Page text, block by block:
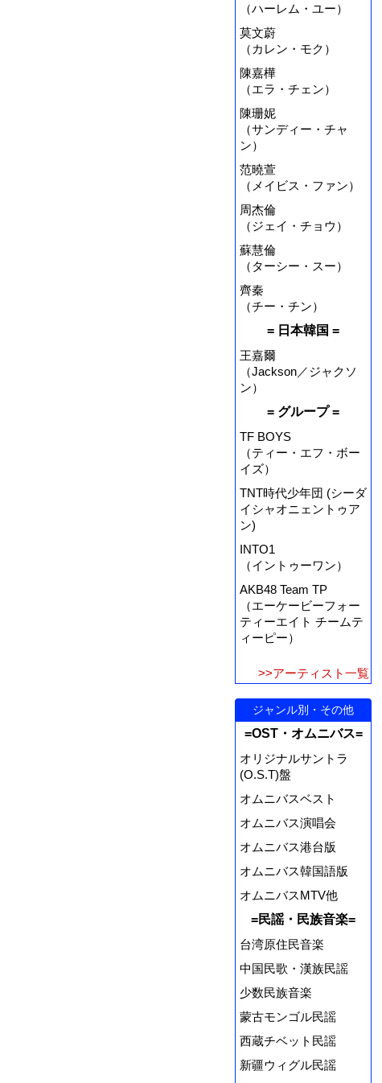
（ハーレム・ユー）
莫文蔚
（カレン・モク）
陳嘉樺
（エラ・チェン）
陳珊妮
（サンディー・チャ
ン）
范曉萱
（メイビス・ファン）
周杰倫
（ジェイ・チョウ）
蘇慧倫
（ターシー・スー）
齊秦
（チー・チン）
= 日本韓国 =
王嘉爾
（Jackson／ジャクソ
ン）
= グループ =
TF BOYS
（ティー・エフ・ボー
イズ）
TNT時代少年団 (シーダ
イシャオニェントゥア
ン)
INTO1
（イントゥーワン）
AKB48 Team TP
（エーケービーフォー
ティーエイト チームテ
ィーピー）
>>アーティスト一覧
ジャンル別・その他
=OST・オムニバス=
オリジナルサントラ
(O.S.T)盤
オムニバスベスト
オムニバス演唱会
オムニバス港台版
オムニバス韓国語版
オムニバスMTV他
=民謡・民族音楽=
台湾原住民音楽
中国民歌・漢族民謡
少数民族音楽
蒙古モンゴル民謡
西蔵チベット民謡
新疆ウィグル民謡